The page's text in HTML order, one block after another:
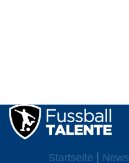
Startseite News